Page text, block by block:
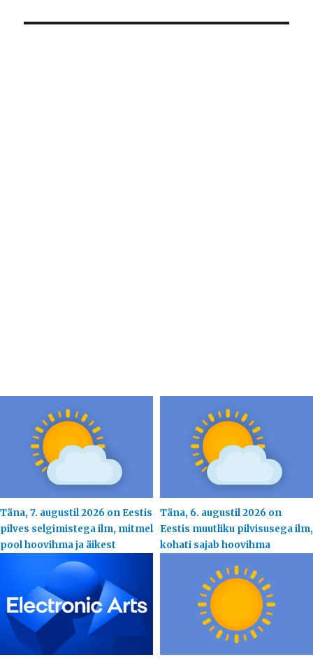
Täna, 7. augustil 2026 on Eestis
pilves selgimistega ilm, mitmel
pool hoovihma ja äikest
Täna, 6. augustil 2026 on
Eestis muutliku pilvisusega ilm,
kohati sajab hoovihma